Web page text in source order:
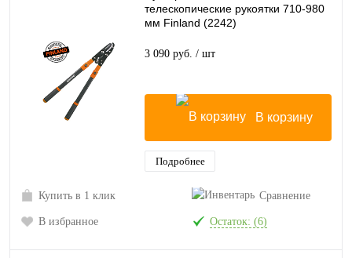
телескопические рукоятки 710-980
мм Finland (2242)
3 090 руб. / шт
В корзину
Подробнее
Купить в 1 клик Сравнение
В избранное Остаток: (6)